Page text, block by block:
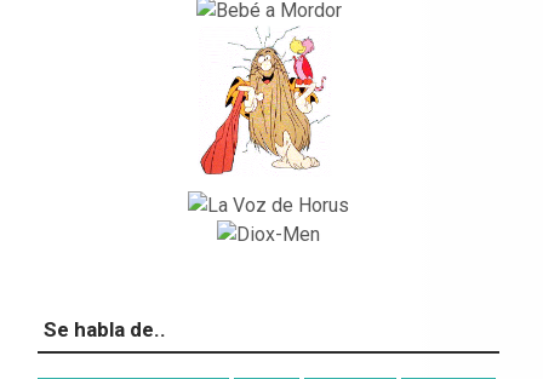
Se habla de..